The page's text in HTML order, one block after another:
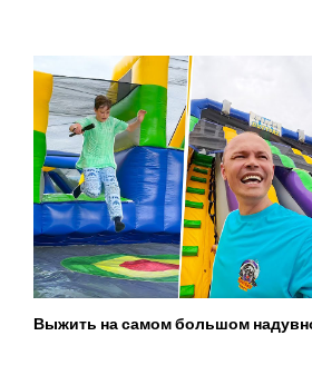
Выжить на самом большом